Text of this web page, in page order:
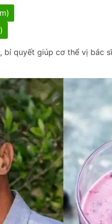
bí quyết giúp cơ thể vị bác